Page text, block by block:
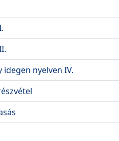
nyelven IV.